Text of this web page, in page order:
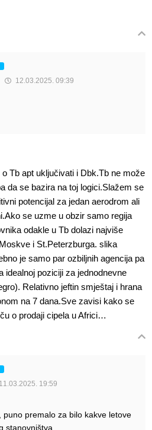
12.03.2025. 09:39
Tb apt uključivati i Dbk.Tb ne može
da se bazira na toj logici.Slažem se
potencijal za jedan aerodrom ali
se uzme u obzir samo regija
odakle u Tb dolazi najviše
i St.Peterzburga. slika
je samo par ozbiljnih agencija pa
idealnoj poziciji za jednodnevne
Relativno jeftin smještaj i hrana
na 7 dana.Sve zavisi kako se
o prodaji cipela u Africi…
11.03.2025. 19:59
premalo za bilo kakve letove
stanovništva